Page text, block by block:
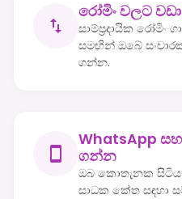
රෝමිං වලට
සාම්ප්‍රදායික රෝමිං
සමඟින් ඔබේ
ගන්න.
WhatsApp සහ
ගන්න
ඔබ කොතැනක
සාධක කේත සඳහා